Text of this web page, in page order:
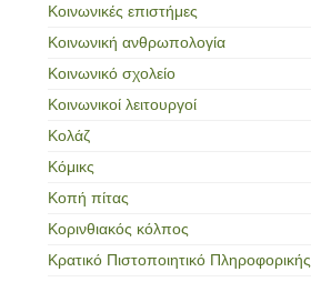
Κοινωνικές επιστήμες
Κοινωνική ανθρωπολογία
Κοινωνικό σχολείο
Κοινωνικοί λειτουργοί
Κολάζ
Κόμικς
Κοπή πίτας
Κορινθιακός κόλπος
Κρατικό Πιστοποιητικό Πληροφορικής